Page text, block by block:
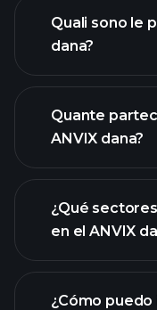
partecipazioni
Quali sono le
dana?
Quante
ANVIX dana?
¿Qué
en el ANVIX
¿Cómo